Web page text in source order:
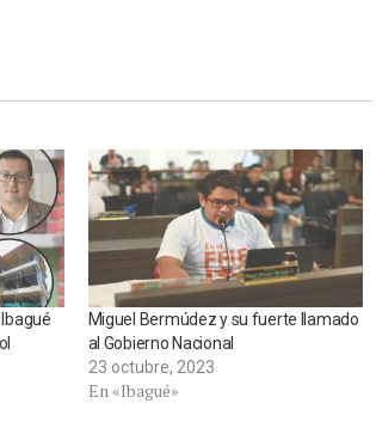
Miguel Bermúdez y su fuerte llamado
al Gobierno Nacional
23 octubre, 2023
En «Ibagué»